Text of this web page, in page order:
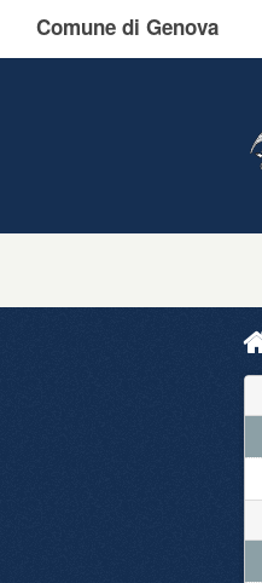
Comune di Genova